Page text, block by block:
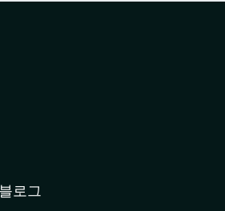
로그